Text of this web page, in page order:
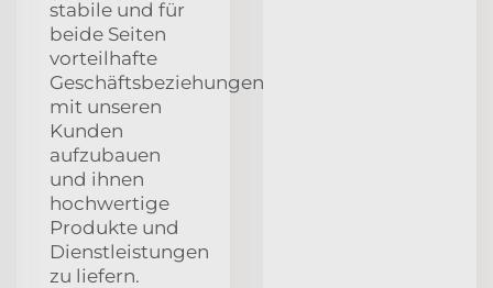
stabile und für
beide Seiten
vorteilhafte
Geschäftsbeziehungen
mit unseren
Kunden
aufzubauen
und ihnen
hochwertige
Produkte und
Dienstleistungen
zu liefern.